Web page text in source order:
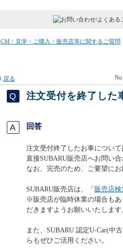
CM・見学・ご購入・販売店等に関するご質問
戻る No
注文受付を終了した
回答
注文受付終了したお車につい
直接SUBARU販売店へお問い合
なお、完売のため、ご要望に
SUBARU販売店は、「 販売店検
※販売店が臨時休業の場合も
だきますようお願いいたします
また、SUBARU 認定U-Car(中
らもぜひご活用ください。